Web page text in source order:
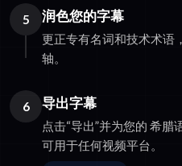
5 润色您的字幕
更正专有名词和技术术语
轴。
6 导出字幕
点击“导出”并为您的 希腊
可用于任何视频平台。